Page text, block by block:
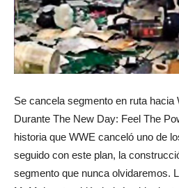
Se cancela segmento en ruta hacia
Durante The New Day: Feel The
historia que WWE canceló uno de
seguido con este plan, la
segmento que nunca olvidaremos.